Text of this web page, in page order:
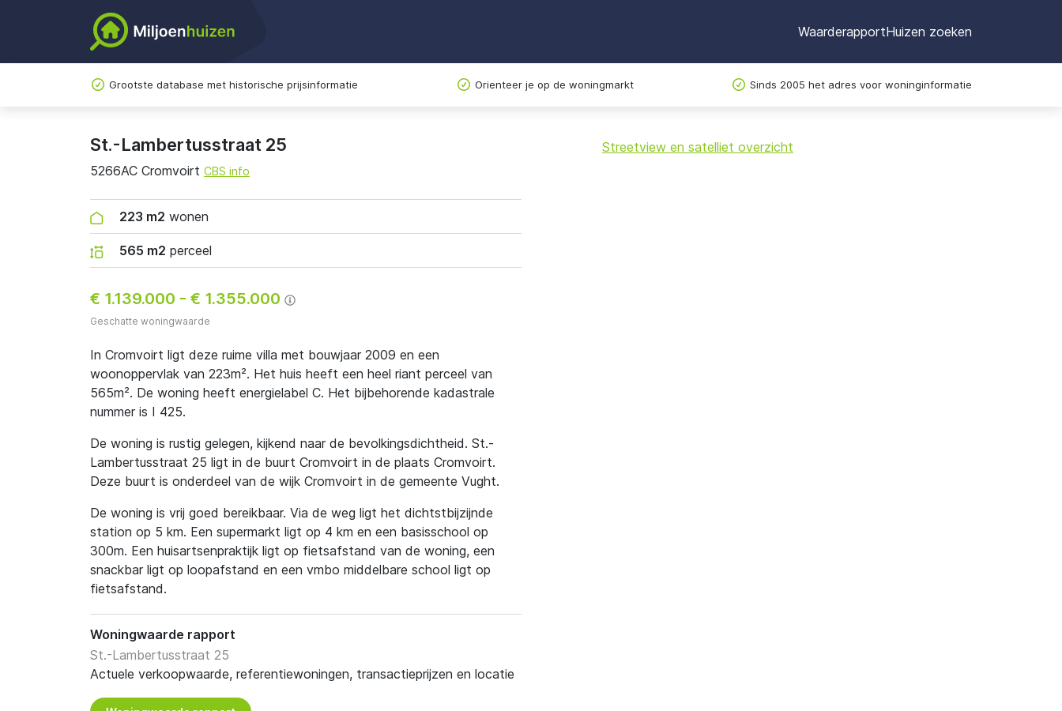
WaarderapportHuizen zoeken
Grootste database met historische prijsinformatie Orienteer je op de woningmarkt Sinds 2005 het adres voor woninginformatie
St.-Lambertusstraat 25
5266AC Cromvoirt CBS info
223 m2 wonen
565 m2 perceel
€ 1.139.000 - € 1.355.000
Geschatte woningwaarde
In Cromvoirt ligt deze ruime villa met bouwjaar 2009 en een
woonoppervlak van 223m². Het huis heeft een heel riant perceel van
565m². De woning heeft energielabel C. Het bijbehorende kadastrale
nummer is I 425.
De woning is rustig gelegen, kijkend naar de bevolkingsdichtheid. St.-
Lambertusstraat 25 ligt in de buurt Cromvoirt in de plaats Cromvoirt.
Deze buurt is onderdeel van de wijk Cromvoirt in de gemeente Vught.
De woning is vrij goed bereikbaar. Via de weg ligt het dichtstbijzijnde
station op 5 km. Een supermarkt ligt op 4 km en een basisschool op
300m. Een huisartsenpraktijk ligt op fietsafstand van de woning, een
snackbar ligt op loopafstand en een vmbo middelbare school ligt op
fietsafstand.
Woningwaarde rapport
St.-Lambertusstraat 25
Actuele verkoopwaarde, referentiewoningen, transactieprijzen en locatie
+
Streetview en satelliet overzicht